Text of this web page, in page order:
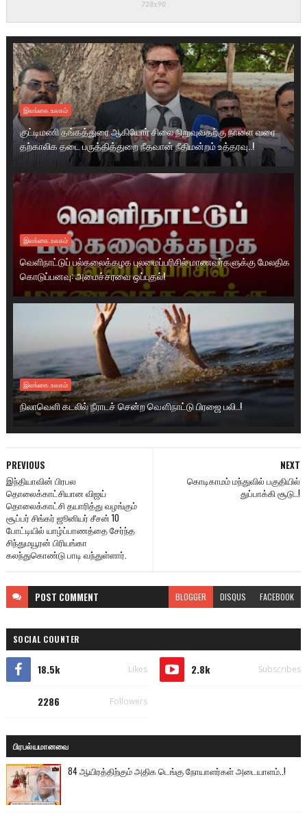
இலங்கை.உலகம்
குட்டிமணி தங்கத்துரை ஆகியோர் சிலை நிறுவுவதற்கு நாளை வரை
தற்காலிக தடை பருத்தித்துறை நீதவான் நீதிமன்றம் உத்தரவு..!
இலங்கை.உலகம்
வெளிநாட்டுப் பல்கலைக்கழக புலமைப்பரிசில் மாணவர்களுக்கு மேலதிக
கொடுப்பனவு: அமைச்சரவை ஒப்புதல்!
இலங்கை.உலகம்
நிலாவெளி கடலில் நீராடச் சென்ற வௌிநாட்டு பிரஜை பலி..!
NEXT
கொடிகாமம் மந்துவில் பகுதியில்
துப்பாக்கி சூடு..!
PREVIOUS
இந்தியாவின் பிரபல
தொலைக்காட்சியான விஜய்
தொலைக்காட்சி தயாரித்து வழங்கும்
சூப்பர் சிங்கர் ஜூனியர் சீசன் 10
போட்டியில் யாழ்ப்பாணத்தை சேர்ந்த
சிந்துமயூரன் பிரியங்கா
கலந்துகொண்டு பாடி வந்துள்ளார்.
POST COMMENT BLOGGER DISQUS FACEBOOK
SOCIAL COUNTER
18.5k Likes 2.8k Subscribes
2286 Followers
பிரபல்யமானவை
84 ஆயிரத்திற்கும் அதிக டெங்கு நோயாளர்கள் அடையாளம்..!